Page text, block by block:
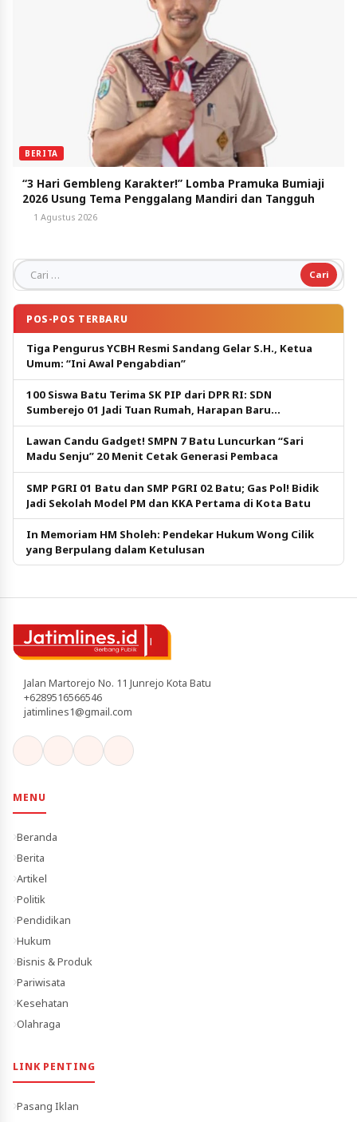
BERITA
“3 Hari Gembleng Karakter!” Lomba Pramuka Bumiaji
2026 Usung Tema Penggalang Mandiri dan Tangguh
1 Agustus 2026
Cari untuk:
POS-POS TERBARU
Tiga Pengurus YCBH Resmi Sandang Gelar S.H., Ketua
Umum: “Ini Awal Pengabdian”
100 Siswa Batu Terima SK PIP dari DPR RI: SDN
Sumberejo 01 Jadi Tuan Rumah, Harapan Baru
Pendidikan Gratis
Lawan Candu Gadget! SMPN 7 Batu Luncurkan “Sari
Madu Senju” 20 Menit Cetak Generasi Pembaca
SMP PGRI 01 Batu dan SMP PGRI 02 Batu; Gas Pol! Bidik
Jadi Sekolah Model PM dan KKA Pertama di Kota Batu
In Memoriam HM Sholeh: Pendekar Hukum Wong Cilik
yang Berpulang dalam Ketulusan
Jalan Martorejo No. 11 Junrejo Kota Batu
+6289516566546
jatimlines1@gmail.com
MENU
Beranda
Berita
Artikel
Politik
Pendidikan
Hukum
Bisnis & Produk
Pariwisata
Kesehatan
Olahraga
LINK PENTING
Pasang Iklan